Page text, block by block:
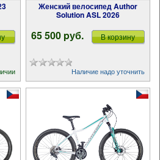
Женский велосипед Author
Solution ASL 2026
65 500 pуб. В корзину
Наличие надо уточнить